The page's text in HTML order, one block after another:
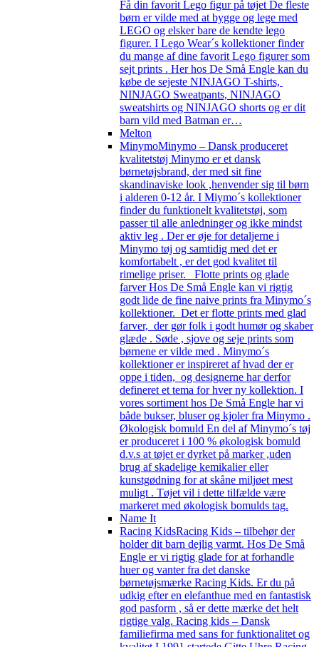
Få din favorit Lego figur på tøjet De fleste
børn er vilde med at bygge og lege med
LEGO og elsker bare de kendte lego
figurer. I Lego Wear´s kollektioner finder
du mange af dine favorit Lego figurer som
sejt prints . Her hos De Små Engle kan du
købe de sejeste NINJAGO T-shirts,
NINJAGO Sweatpants, NINJAGO
sweatshirts og NINJAGO shorts og er dit
barn vild med Batman er…
Melton
MinymoMinymo – Dansk produceret
kvalitetstøj Minymo er et dansk
børnetøjsbrand, der med sit fine
skandinaviske look ,henvender sig til børn
i alderen 0-12 år. I Miymo´s kollektioner
finder du funktionelt kvalitetstøj, som
passer til alle anledninger og ikke mindst
aktiv leg . Der er øje for detaljerne i
Minymo tøj og samtidig med det er
komfortabelt , er det god kvalitet til
rimelige priser. Flotte prints og glade
farver Hos De Små Engle kan vi rigtig
godt lide de fine naive prints fra Minymo´s
kollektioner. Det er flotte prints med glad
farver, der gør folk i godt humør og skaber
glæde . Søde , sjove og seje prints som
børnene er vilde med . Minymo´s
kollektioner er inspireret af hvad der er
oppe i tiden, og designerne har derfor
defineret et tema for hver ny kollektion. I
vores sortiment hos De Små Engle har vi
både bukser, bluser og kjoler fra Minymo .
Økologisk bomuld En del af Minymo´s tøj
er produceret i 100 % økologisk bomuld
d.v.s at tøjet er dyrket på marker ,uden
brug af skadelige kemikalier eller
kunstgødning for at skåne miljøet mest
muligt . Tøjet vil i dette tilfælde være
markeret med økologisk bomulds tag.
Name It
Racing KidsRacing Kids – tilbehør der
holder dit barn dejlig varmt. Hos De Små
Engle er vi rigtig glade for at forhandle
huer og vanter fra det danske
børnetøjsmærke Racing Kids. Er du på
udkig efter en elefanthue med en fantastisk
god pasform , så er dette mærke det helt
rigtige valg. Racing kids – Dansk
familiefirma med sans for funktionalitet og